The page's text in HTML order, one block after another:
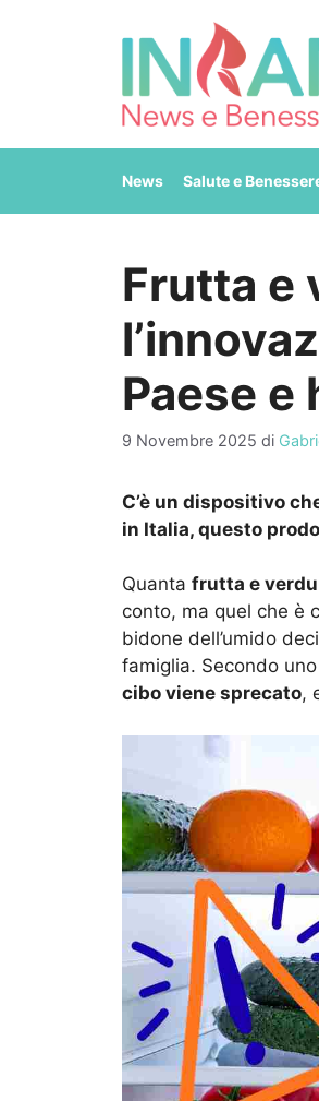
News Salute e
Frutta e
Paese
9 Novembre 2025 di
C’è un dispositivo
in Italia, questo
Quanta frutta e
conto, ma quel che è
bidone dell’umido
famiglia. Secondo
cibo viene sprecato,